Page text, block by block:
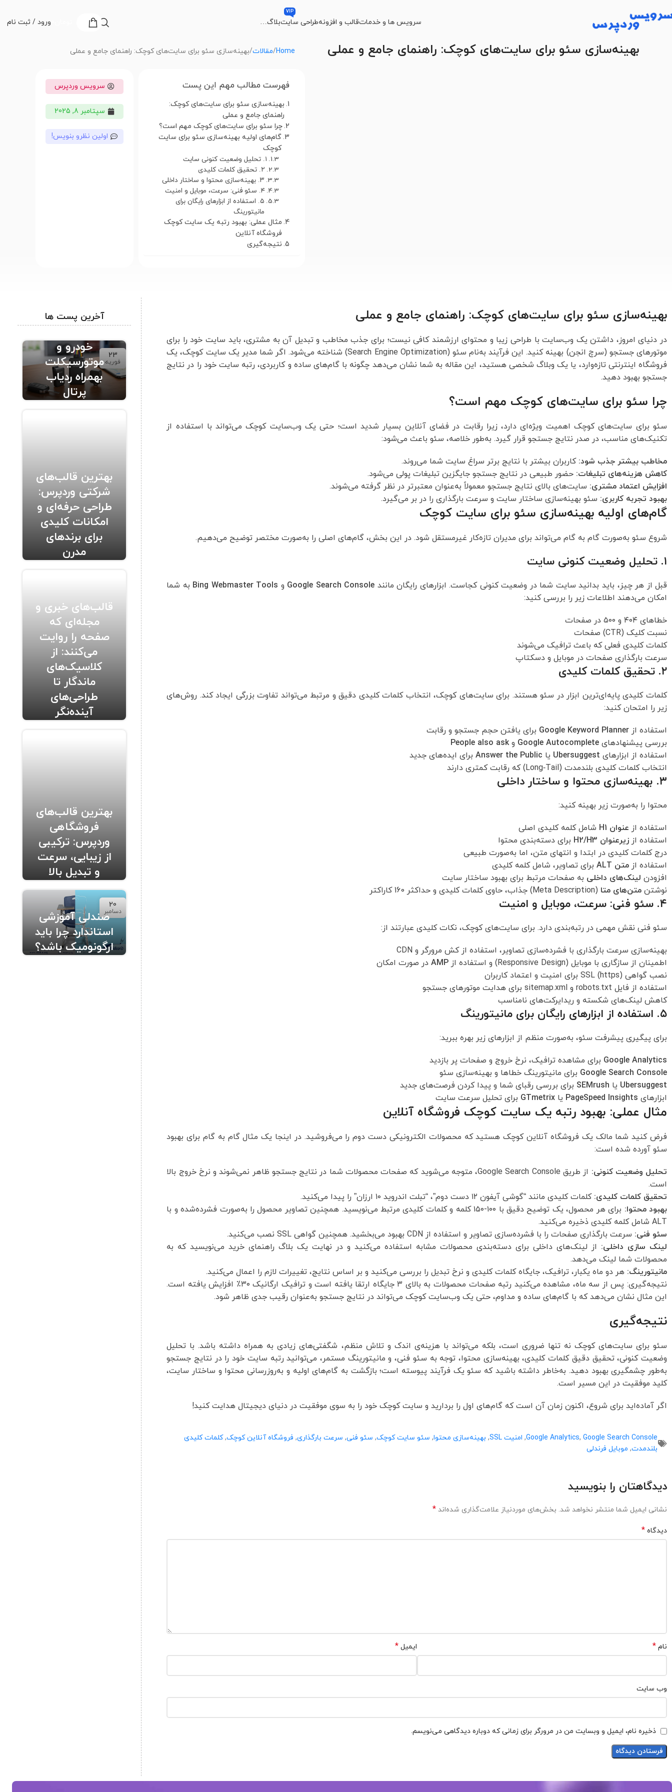
سرویس ها و خدماتقالب و افزونهطراحی سایت
VIP
بلاگ… ورود / ثبت نام
بهینه‌سازی سئو برای سایت‌های کوچک: راهنمای جامع و عملی Home مقالات بهینه‌سازی سئو برای سایت‌های کوچک: راهنمای جامع و عملی
فهرست مطالب مهم این پست
بهینه‌سازی سئو برای سایت‌های کوچک:
راهنمای جامع و عملی
چرا سئو برای سایت‌های کوچک مهم است؟
گام‌های اولیه بهینه‌سازی سئو برای سایت
کوچک
۱. تحلیل وضعیت کنونی سایت
۲. تحقیق کلمات کلیدی
۳. بهینه‌سازی محتوا و ساختار داخلی
۴. سئو فنی: سرعت، موبایل و امنیت
۵. استفاده از ابزارهای رایگان برای
مانیتورینگ
مثال عملی: بهبود رتبه یک سایت کوچک
فروشگاه آنلاین
نتیجه‌گیری
سرویس وردپرس
سپتامبر 8, 2025
اولین نظرو بنویس!
بهینه‌سازی سئو برای سایت‌های کوچک: راهنمای جامع و عملی
در دنیای امروز، داشتن یک وب‌سایت با طراحی زیبا و محتوای ارزشمند کافی نیست؛ برای جذب مخاطب و تبدیل آن به مشتری، باید سایت خود را برای
موتورهای جستجو (سرچ انجن) بهینه کنید. این فرآیند به‌نام سئو (Search Engine Optimization) شناخته می‌شود. اگر شما مدیر یک سایت کوچک، یک
فروشگاه اینترنتی تازه‌وارد، یا یک وبلاگ شخصی هستید، این مقاله به شما نشان می‌دهد چگونه با گام‌های ساده و کاربردی، رتبه سایت خود را در نتایج
جستجو بهبود دهید.
چرا سئو برای سایت‌های کوچک مهم است؟
سئو برای سایت‌های کوچک اهمیت ویژه‌ای دارد، زیرا رقابت در فضای آنلاین بسیار شدید است؛ حتی یک وب‌سایت کوچک می‌تواند با استفاده از
تکنیک‌های مناسب، در صدر نتایج جستجو قرار گیرد. به‌طور خلاصه، سئو باعث می‌شود:
مخاطب بیشتر جذب شود: کاربران بیشتر با نتایج برتر سراغ سایت شما می‌روند.
کاهش هزینه‌های تبلیغات: حضور طبیعی در نتایج جستجو جایگزین تبلیغات پولی می‌شود.
افزایش اعتماد مشتری: سایت‌های بالای نتایج جستجو معمولاً به‌عنوان معتبرتر در نظر گرفته می‌شوند.
بهبود تجربه کاربری: سئو بهینه‌سازی ساختار سایت و سرعت بارگذاری را در بر می‌گیرد.
گام‌های اولیه بهینه‌سازی سئو برای سایت کوچک
شروع سئو به‌صورت گام به گام می‌تواند برای مدیران تازه‌کار غیرمستقل شود. در این بخش، گام‌های اصلی را به‌صورت مختصر توضیح می‌دهیم.
۱. تحلیل وضعیت کنونی سایت
قبل از هر چیز، باید بدانید سایت شما در وضعیت کنونی کجاست. ابزارهای رایگان مانند Google Search Console و Bing Webmaster Tools به شما
امکان می‌دهند اطلاعات زیر را بررسی کنید:
خطاهای ۴۰۴ و ۵۰۰ در صفحات
نسبت کلیک (CTR) صفحات
کلمات کلیدی فعلی که باعث ترافیک می‌شوند
سرعت بارگذاری صفحات در موبایل و دسکتاپ
۲. تحقیق کلمات کلیدی
کلمات کلیدی پایه‌ای‌ترین ابزار در سئو هستند. برای سایت‌های کوچک، انتخاب کلمات کلیدی دقیق و مرتبط می‌تواند تفاوت بزرگی ایجاد کند. روش‌های
زیر را امتحان کنید:
استفاده از Google Keyword Planner برای یافتن حجم جستجو و رقابت
بررسی پیشنهادهای Google Autocomplete وPeople also ask
استفاده از ابزارهای Ubersuggest یا Answer the Public برای ایده‌های جدید
انتخاب کلمات کلیدی بلندمدت (Long‑Tail) که رقابت کمتری دارند
۳. بهینه‌سازی محتوا و ساختار داخلی
محتوا را به‌صورت زیر بهینه کنید:
استفاده از عنوان H1
شامل کلمه کلیدی اصلی
استفاده از زیرعنوان H2/H3
برای دسته‌بندی محتوا
درج کلمات کلیدی در ابتدا و انتهای متن، اما به‌صورت طبیعی
استفاده از متن ALT
برای تصاویر، شامل کلمه کلیدی
افزودن لینک‌های داخلی به صفحات مرتبط برای بهبود ساختار سایت
نوشتن متن‌های متا (Meta Description) جذاب، حاوی کلمات کلیدی و حداکثر 160 کاراکتر
۴. سئو فنی: سرعت، موبایل و امنیت
سئو فنی نقش مهمی در رتبه‌بندی دارد. برای سایت‌های کوچک، نکات کلیدی عبارتند از:
بهینه‌سازی سرعت بارگذاری با فشرده‌سازی تصاویر، استفاده از کش مرورگر و CDN
اطمینان از سازگاری با موبایل (Responsive Design) و استفاده از
AMP در صورت امکان
نصب گواهی SSL (https) برای امنیت و اعتماد کاربران
استفاده از فایل robots.txt و sitemap.xml برای هدایت موتورهای جستجو
کاهش لینک‌های شکسته و ریدایرکت‌های نامناسب
۵. استفاده از ابزارهای رایگان برای مانیتورینگ
برای پیگیری پیشرفت سئو، به‌صورت منظم از ابزارهای زیر بهره ببرید:
Google Analytics برای مشاهده ترافیک، نرخ خروج و صفحات پر بازدید
Google Search Console برای مانیتورینگ خطاها و بهینه‌سازی سئو
Ubersuggest یا SEMrush برای بررسی رقبای شما و پیدا کردن فرصت‌های جدید
ابزارهای PageSpeed Insights یا GTmetrix برای تحلیل سرعت سایت
مثال عملی: بهبود رتبه یک سایت کوچک فروشگاه آنلاین
فرض کنید شما مالک یک فروشگاه آنلاین کوچک هستید که محصولات الکترونیکی دست دوم را می‌فروشید. در اینجا یک مثال گام به گام برای بهبود
سئو آورده شده است:
تحلیل وضعیت کنونی:
از طریق Google Search Console، متوجه می‌شوید که صفحات محصولات شما در نتایج جستجو ظاهر نمی‌شوند و نرخ خروج بالا
است.
تحقیق کلمات کلیدی:کلمات کلیدی مانند “گوشی آیفون ۱۲ دست دوم”، “تبلت اندروید ۱۰ ارزان” را پیدا می‌کنید.
بهبود محتوا:
برای هر محصول، یک توضیح دقیق با ۱۰۰-۱۵۰ کلمه و کلمات کلیدی مرتبط می‌نویسید. همچنین تصاویر محصول را به‌صورت فشرده‌شده و با
ALT شامل کلمه کلیدی ذخیره می‌کنید.
سئو فنی: سرعت بارگذاری صفحات را با فشرده‌سازی تصاویر و استفاده از CDN بهبود می‌بخشید. همچنین گواهی SSL نصب می‌کنید.
لینک سازی داخلی: از لینک‌های داخلی برای دسته‌بندی محصولات مشابه استفاده می‌کنید و در نهایت یک بلاگ راهنمای خرید می‌نویسید که به
محصولات شما لینک می‌دهد.
مانیتورینگ: هر دو ماه یکبار، ترافیک، جایگاه کلمات کلیدی و نرخ تبدیل را بررسی می‌کنید و بر اساس نتایج، تغییرات لازم را اعمال می‌کنید.
نتیجه‌گیری: پس از سه ماه، مشاهده می‌کنید رتبه صفحات محصولات به بالای ۳ جایگاه ارتقا یافته است و ترافیک ارگانیک ۳۰٪ افزایش یافته است.
این مثال نشان می‌دهد که با گام‌های ساده و مداوم، حتی یک وب‌سایت کوچک می‌تواند در نتایج جستجو به‌عنوان رقیب جدی ظاهر شود.
نتیجه‌گیری
سئو برای سایت‌های کوچک نه تنها ضروری است، بلکه می‌تواند با هزینه‌ی اندک و تلاش منظم، شگفتی‌های زیادی به همراه داشته باشد. با تحلیل
وضعیت کنونی، تحقیق دقیق کلمات کلیدی، بهینه‌سازی محتوا، توجه به سئو فنی، و مانیتورینگ مستمر، می‌توانید رتبه سایت خود را در نتایج جستجو
به‌طور چشمگیری بهبود دهید. به‌خاطر داشته باشید که سئو یک فرآیند پیوسته است؛ بازگشت به گام‌های اولیه و به‌روزرسانی محتوا و ساختار سایت،
کلید موفقیت در این مسیر است.
اگر آماده‌اید برای شروع، اکنون زمان آن است که گام‌های اول را بردارید و سایت کوچک خود را به سوی موفقیت در دنیای دیجیتال هدایت کنید!
Google Analytics, Google Search Console
, امنیت SSL , بهینه‌سازی محتوا, سئو سایت کوچک, سئو فنی, سرعت بارگذاری, فروشگاه آنلاین کوچک,کلمات کلیدی
بلندمدت, موبایل فرندلی
دیدگاهتان را بنویسید
نشانی ایمیل شما منتشر نخواهد شد. بخش‌های موردنیاز علامت‌گذاری شده‌اند *
دیدگاه *
نام * ایمیل*
وب‌ سایت
ذخیره نام، ایمیل و وبسایت من در مرورگر برای زمانی که دوباره دیدگاهی می‌نویسم.
آخرین پست ها
23
فوریه
خودرو و
موتورسیکلت
بهمراه ردیاب
پرتال
بهترین قالب‌های
شرکتی وردپرس:
طراحی حرفه‌ای و
امکانات کلیدی
برای برندهای
مدرن
قالب‌های خبری و
مجله‌ای که
صفحه را روایت
می‌کنند: از
کلاسیک‌های
ماندگار تا
طراحی‌های
آینده‌نگر
بهترین قالب‌های
فروشگاهی
وردپرس: ترکیبی
از زیبایی، سرعت
و تبدیل بالا
20
دسامبرصندلی آموزشی
استاندارد چرا باید
ارگونومیک باشد؟